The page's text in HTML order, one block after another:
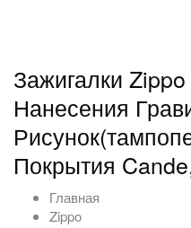
Зажигалки
Нанесения
Покрытия
Главная
Zippo